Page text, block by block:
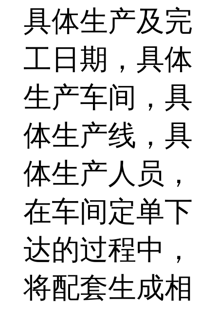
具体生产及完
工日期，具体
生产车间，具
体生产线，具
体生产人员，
在车间定单下
达的过程中，
将配套生成相